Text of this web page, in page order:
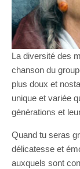
La diversité des
chanson du
plus doux et
unique et variée
générations et
Quand tu seras
délicatesse et
auxquels sont